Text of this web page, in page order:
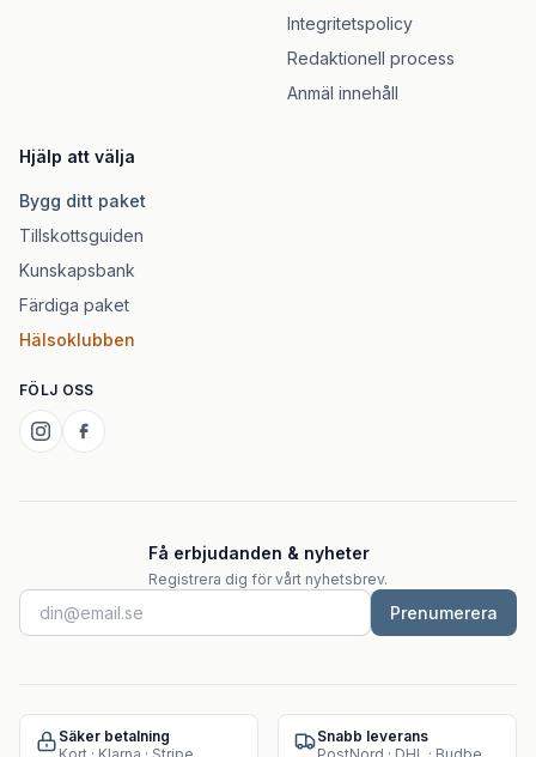
Integritetspolicy
Redaktionell process
Anmäl innehåll
Hjälp att välja
Bygg ditt paket
Tillskottsguiden
Kunskapsbank
Färdiga paket
Hälsoklubben
FÖLJ OSS
Få erbjudanden & nyheter
Registrera dig för vårt nyhetsbrev.
Prenumerera
Säker betalning
Snabb leverans